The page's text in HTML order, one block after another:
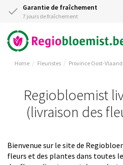
Garantie de fraîchement
7 jours de fraîchement
Home Fleuristes Province Oost-
Regiobloemist
(livraison des
Bienvenue sur le site de
fleurs et des plantes dans toutes